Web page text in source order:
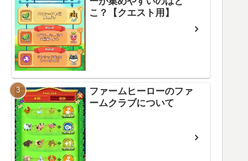
こ？【クエスト用】
ファームヒーローのファ
ームクラブについて